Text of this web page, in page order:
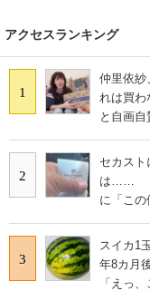
アクセスランキング
1
仲里依紗
れは買わ
と自画自
2
セカス
は…… 「
に「この
3
スイカ1
年8カ月
「えっ